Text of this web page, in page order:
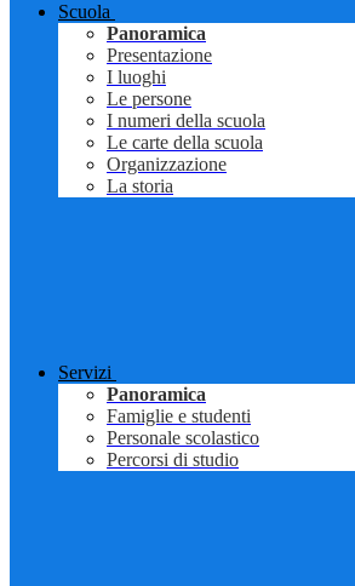
Scuola
Panoramica
Presentazione
I luoghi
Le persone
I numeri della scuola
Le carte della scuola
Organizzazione
La storia
Servizi
Panoramica
Famiglie e studenti
Personale scolastico
Percorsi di studio